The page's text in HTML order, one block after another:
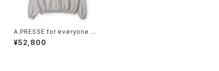
A.PRESSE for everyone Vin
tage Attached Hood Swea
t Parka (GRAY)
¥52,800